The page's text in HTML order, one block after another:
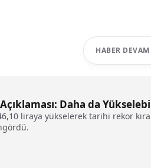
HABER
Daha da
liraya yükselerek tarihi rekor